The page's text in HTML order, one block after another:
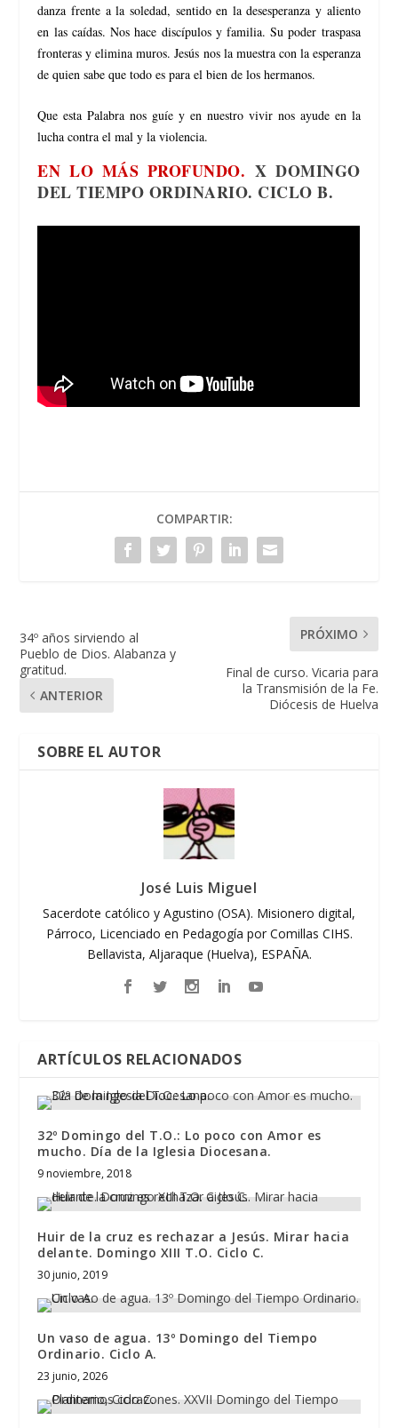
danza frente a la soledad, sentido en la desesperanza y aliento
en las caídas. Nos hace discípulos y familia. Su poder traspasa
fronteras y elimina muros. Jesús nos la muestra con la esperanza
de quien sabe que todo es para el bien de los hermanos.
Que esta Palabra nos guíe y en nuestro vivir nos ayude en la
lucha contra el mal y la violencia.
EN LO MÁS PROFUNDO. X DOMINGO
DEL TIEMPO ORDINARIO. CICLO B.
COMPARTIR:
34º años sirviendo al
Pueblo de Dios. Alabanza y
gratitud.
ANTERIOR
PRÓXIMO
Final de curso. Vicaria para
la Transmisión de la Fe.
Diócesis de Huelva
SOBRE EL AUTOR
José Luis Miguel
Sacerdote católico y Agustino (OSA). Misionero digital,
Párroco, Licenciado en Pedagogía por Comillas CIHS.
Bellavista, Aljaraque (Huelva), ESPAÑA.
ARTÍCULOS RELACIONADOS
32º Domingo del T.O.: Lo poco con Amor es
mucho. Día de la Iglesia Diocesana.
9 noviembre, 2018
Huir de la cruz es rechazar a Jesús. Mirar hacia
delante. Domingo XIII T.O. Ciclo C.
30 junio, 2019
Un vaso de agua. 13º Domingo del Tiempo
Ordinario. Ciclo A.
23 junio, 2026